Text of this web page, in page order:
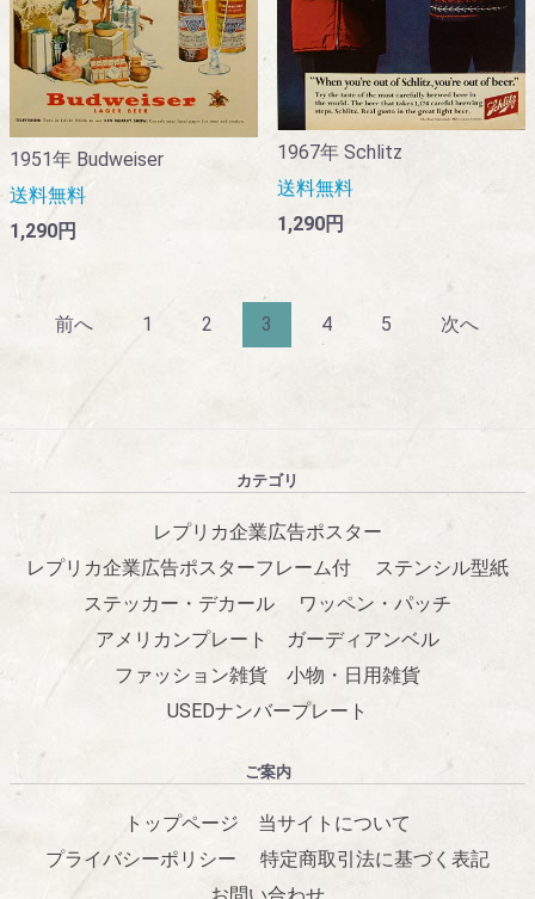
1951年 Budweiser
送料無料
1,290円
1967年 Schlitz
送料無料
1,290円
前へ 1 2 3 4 5 次へ
カテゴリ
レプリカ企業広告ポスター
レプリカ企業広告ポスターフレーム付
ステンシル型紙
ステッカー・デカール
ワッペン・パッチ
アメリカンプレート
ガーディアンベル
ファッション雑貨
小物・日用雑貨
USEDナンバープレート
ご案内
トップページ
当サイトについて
プライバシーポリシー
特定商取引法に基づく表記